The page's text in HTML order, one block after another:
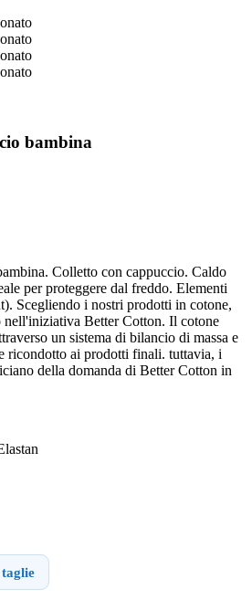
bambina
Colletto con cappuccio. Caldo
per proteggere dal freddo. Elementi
Scegliendo i nostri prodotti in cotone,
Better Cotton. Il cotone
un sistema di bilancio di massa e
ricondotto ai prodotti finali. tuttavia, i
della domanda di Better Cotton in